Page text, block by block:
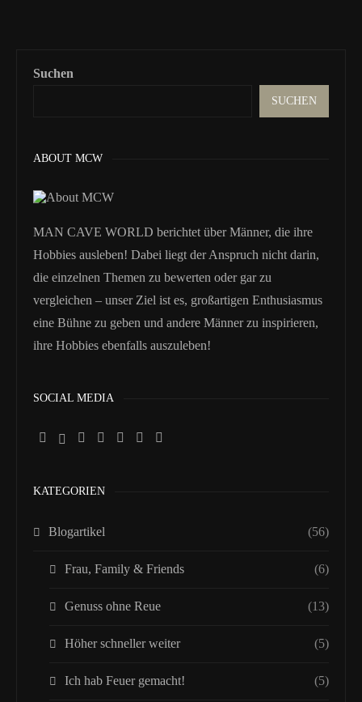
Suchen
SUCHEN
ABOUT MCW
MAN CAVE WORLD berichtet über Männer, die ihre
Hobbies ausleben! Dabei liegt der Anspruch nicht darin,
die einzelnen Themen zu bewerten oder gar zu
vergleichen – unser Ziel ist es, großartigen Enthusiasmus
eine Bühne zu geben und andere Männer zu inspirieren,
ihre Hobbies ebenfalls auszuleben!
SOCIAL MEDIA
KATEGORIEN
Blogartikel (56)
Frau, Family & Friends (6)
Genuss ohne Reue (13)
Höher schneller weiter (5)
Ich hab Feuer gemacht! (5)